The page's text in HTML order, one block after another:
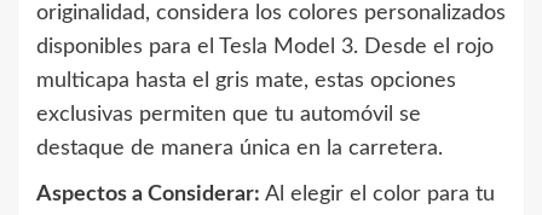
originalidad, considera los colores personalizados
disponibles para el Tesla Model 3. Desde el rojo
multicapa hasta el gris mate, estas opciones
exclusivas permiten que tu automóvil se
destaque de manera única en la carretera.
Aspectos a Considerar: Al elegir el color para tu